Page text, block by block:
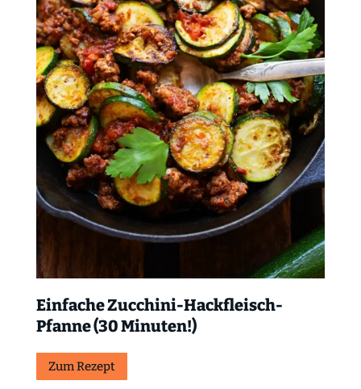
Einfache Zucchini-Hackfleisch-
Pfanne (30 Minuten!)
Zum Rezept